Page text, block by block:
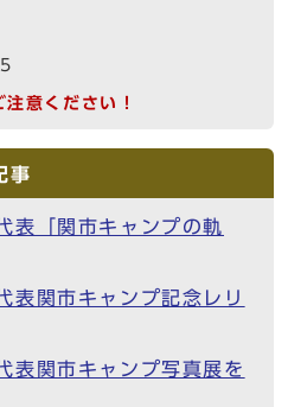
意ください！
事
表「関市キャンプの軌
表関市キャンプ記念レリ
表関市キャンプ写真展を